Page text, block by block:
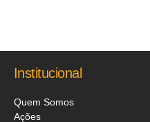
Institucional
Quem Somos
Ações